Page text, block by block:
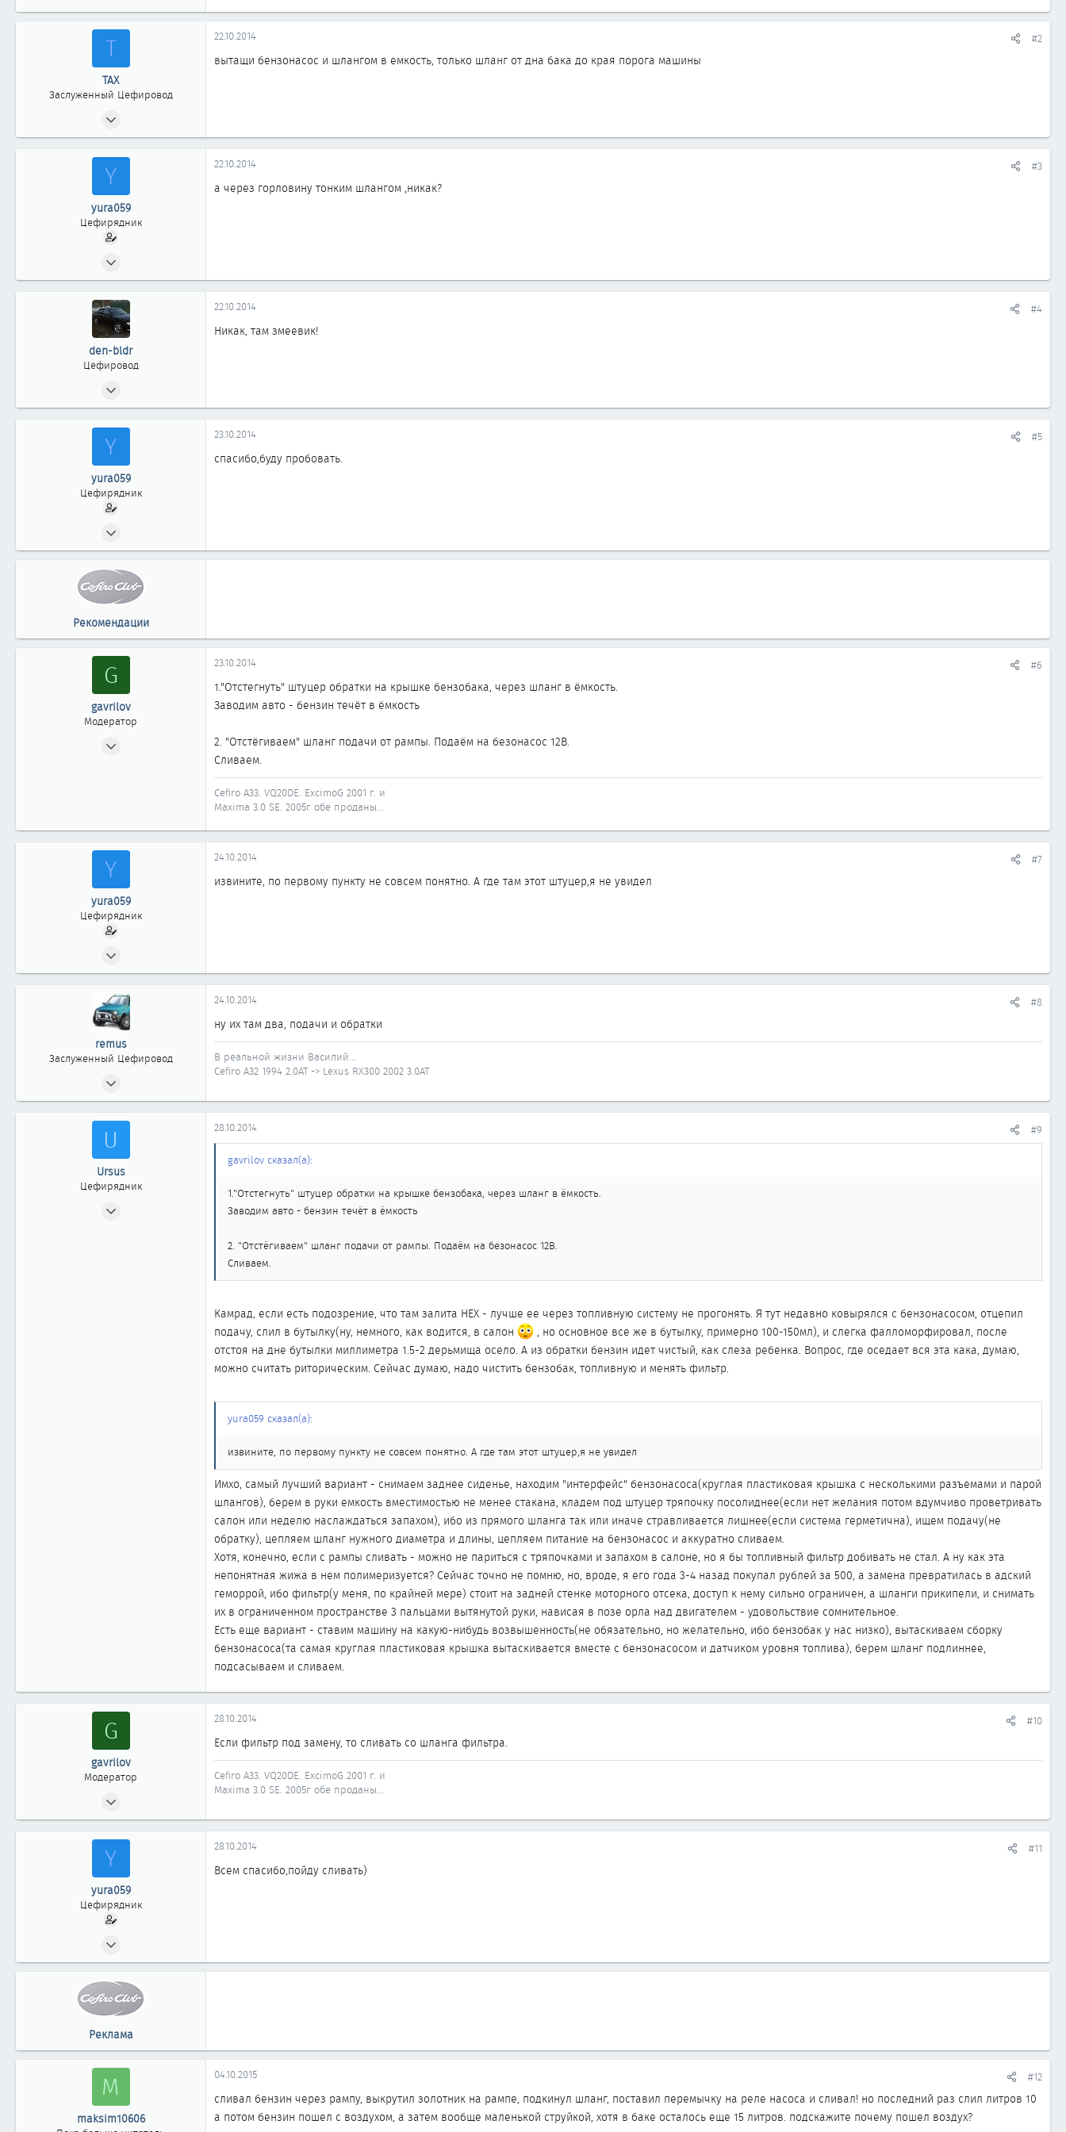
Т
ТАХ
Заслуженный Цефировод
5 312
22.10.2014 #2
вытащи бензонасос и шлангом в емкость, только шланг от дна бака до края порога машины
Y
yura059
Цефирядник
71
22.10.2014 #3
а через горловину тонким шлангом ,никак?
den-bldr
Цефировод
756
22.10.2014 #4
Никак, там змеевик!
Y
yura059
Цефирядник
71
23.10.2014 #5
спасибо,буду пробовать.
Рекомендации
G
gavrilov
Модератор
Nissan Maxima A33
23.10.2014 #6
1."Отстегнуть" штуцер обратки на крышке бензобака, через шланг в ёмкость.
Заводим авто - бензин течёт в ёмкость
2. "Отстёгиваем" шланг подачи от рампы. Подаём на безонасос 12В.
Сливаем.
Cefiro A33. VQ20DE. ExcimoG 2001 г. и
Maxima 3.0 SE. 2005г обе проданы...
Y
yura059
Цефирядник
71
24.10.2014 #7
извините, по первому пункту не совсем понятно. А где там этот штуцер,я не увидел
remus
Заслуженный Цефировод
4 496
Иркутская область
24.10.2014 #8
ну их там два, подачи и обратки
В реальной жизни Василий...
Cefiro A32 1994 2.0AT -> Lexus RX300 2002 3.0AT
U
Ursus
Цефирядник
28.10.2014 #9
gavrilov сказал(а):
1."Отстегнуть" штуцер обратки на крышке бензобака, через шланг в ёмкость.
Заводим авто - бензин течёт в ёмкость
2. "Отстёгиваем" шланг подачи от рампы. Подаём на безонасос 12В.
Сливаем.
Камрад, если есть подозрение, что там залита НЕХ - лучше ее через топливную систему не прогонять. Я тут недавно ковырялся с бензонасосом, отцепил
подачу, слил в бутылку(ну, немного, как водится, в салон
, но основное все же в бутылку, примерно 100-150мл), и слегка фалломорфировал, после
отстоя на дне бутылки миллиметра 1.5-2 дерьмища осело. А из обратки бензин идет чистый, как слеза ребенка. Вопрос, где оседает вся эта кака, думаю,
можно считать риторическим. Сейчас думаю, надо чистить бензобак, топливную и менять фильтр.
yura059 сказал(а):
извините, по первому пункту не совсем понятно. А где там этот штуцер,я не увидел
Имхо, самый лучший вариант - снимаем заднее сиденье, находим "интерфейс" бензонасоса(круглая пластиковая крышка с несколькими разъемами и парой
шлангов), берем в руки емкость вместимостью не менее стакана, кладем под штуцер тряпочку посолиднее(если нет желания потом вдумчиво проветривать
салон или неделю наслаждаться запахом), ибо из прямого шланга так или иначе стравливается лишнее(если система герметична), ищем подачу(не
обратку), цепляем шланг нужного диаметра и длины, цепляем питание на бензонасос и аккуратно сливаем.
Хотя, конечно, если с рампы сливать - можно не париться с тряпочками и запахом в салоне, но я бы топливный фильтр добивать не стал. А ну как эта
непонятная жижа в нем полимеризуется? Сейчас точно не помню, но, вроде, я его года 3-4 назад покупал рублей за 500, а замена превратилась в адский
геморрой, ибо фильтр(у меня, по крайней мере) стоит на задней стенке моторного отсека, доступ к нему сильно ограничен, а шланги прикипели, и снимать
их в ограниченном пространстве 3 пальцами вытянутой руки, нависая в позе орла над двигателем - удовольствие сомнительное.
Есть еще вариант - ставим машину на какую-нибудь возвышенность(не обязательно, но желательно, ибо бензобак у нас низко), вытаскиваем сборку
бензонасоса(та самая круглая пластиковая крышка вытаскивается вместе с бензонасосом и датчиком уровня топлива), берем шланг подлиннее,
подсасываем и сливаем.
G
gavrilov
Модератор
3 725
Nissan Maxima A33
28.10.2014 #10
Если фильтр под замену, то сливать со шланга фильтра.
Cefiro A33. VQ20DE. ExcimoG 2001 г. и
Maxima 3.0 SE. 2005г обе проданы...
Y
yura059
Цефирядник
71
28.10.2014 #11
Всем спасибо,пойду сливать)
Реклама
M
maksim10606
04.10.2015 #12
сливал бензин через рампу, выкрутил золотник на рампе, подкинул шланг, поставил перемычку на реле насоса и сливал! но последний раз слил литров 10
а потом бензин пошел с воздухом, а затем вообще маленькой струйкой, хотя в баке осталось еще 15 литров. подскажите почему пошел воздух?